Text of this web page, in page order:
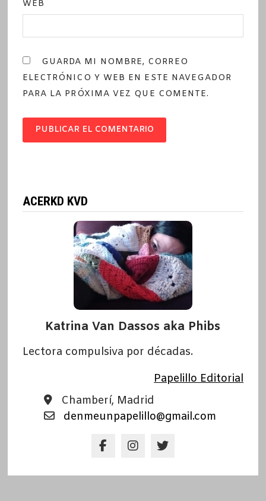
WEB
GUARDA MI NOMBRE, CORREO
ELECTRÓNICO Y WEB EN ESTE NAVEGADOR
PARA LA PRÓXIMA VEZ QUE COMENTE.
ACERKD KVD
Katrina Van Dassos aka Phibs
Lectora compulsiva por décadas.
Papelillo Editorial
Chamberí, Madrid
denmeunpapelillo@gmail.com